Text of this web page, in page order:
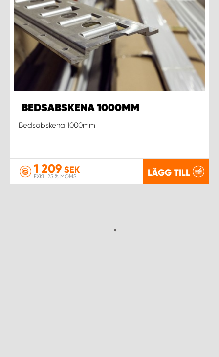
BEDSABSKENA 1000MM
Bedsabskena 1000mm
1 209 SEK
EXKL. 25 % MOMS LÄGG TILL